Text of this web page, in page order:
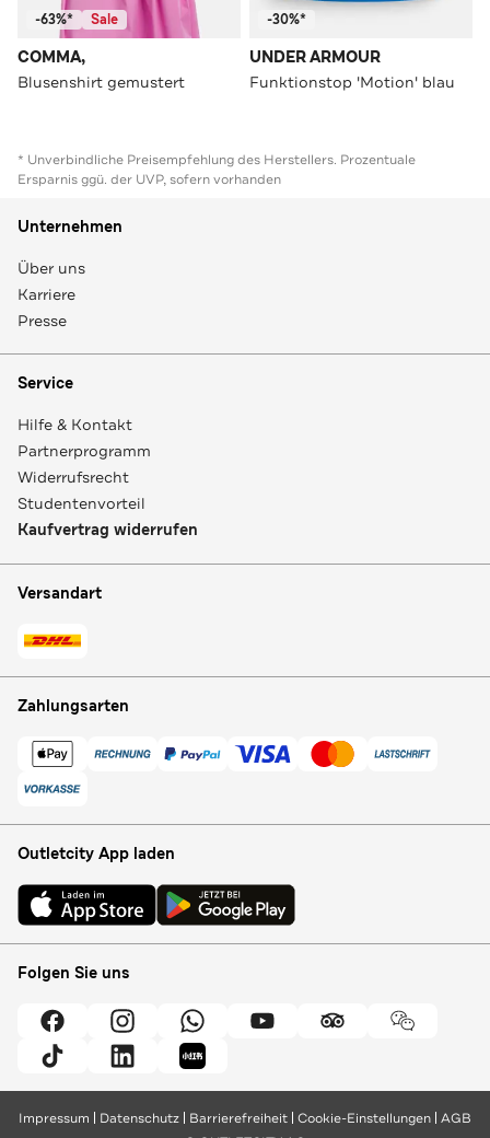
-63%* Sale
COMMA,
Blusenshirt gemustert
-30%*
UNDER ARMOUR
Funktionstop 'Motion' blau
* Unverbindliche Preisempfehlung des Herstellers. Prozentuale
Ersparnis ggü. der UVP, sofern vorhanden
Unternehmen
Über uns
Karriere
Presse
Service
Hilfe & Kontakt
Partnerprogramm
Widerrufsrecht
Studentenvorteil
Kaufvertrag widerrufen
Versandart
Zahlungsarten
Outletcity App laden
Folgen Sie uns
Impressum Datenschutz Barrierefreiheit Cookie-Einstellungen AGB